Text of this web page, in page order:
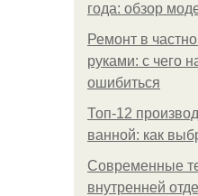
года: обзор
Ремонт в
руками: с чего
ошибиться
Топ-12
ванной: как
Современные
внутренней